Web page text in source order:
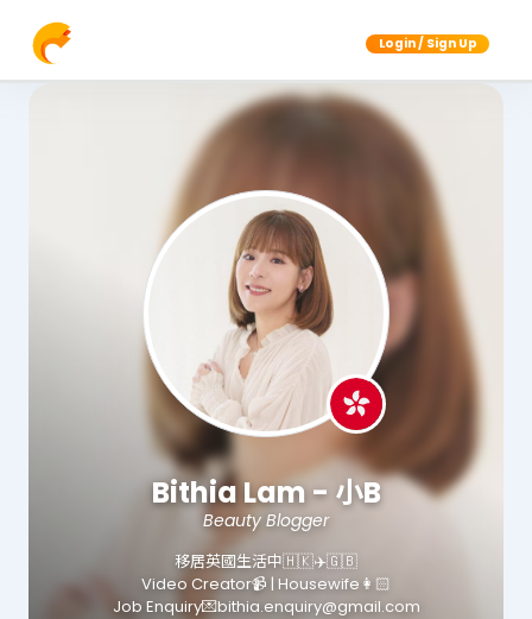
Login / Sign Up
Bithia Lam - 小B
Beauty Blogger
移居英國生活中🇭🇰✈️🇬🇧
Video Creator📹 | Housewife👩🏻
Job Enquiry💌bithia.enquiry@gmail.com